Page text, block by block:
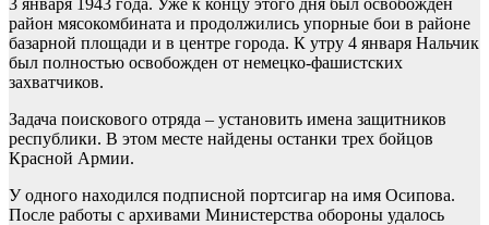
3 января 1943 года. Уже к концу этого дня был освобожден
район мясокомбината и продолжились упорные бои в районе
базарной площади и в центре города. К утру 4 января Нальчик
был полностью освобожден от немецко-фашистских
захватчиков.
Задача поискового отряда – установить имена защитников
республики. В этом месте найдены останки трех бойцов
Красной Армии.
У одного находился подписной портсигар на имя Осипова.
После работы с архивами Министерства обороны удалось